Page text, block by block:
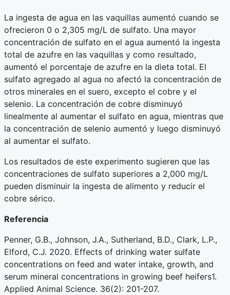
La ingesta de agua en las vaquillas aumentó cuando se
ofrecieron 0 o 2,305 mg/L de sulfato. Una mayor
concentración de sulfato en el agua aumentó la ingesta
total de azufre en las vaquillas y como resultado,
aumentó el porcentaje de azufre en la dieta total. El
sulfato agregado al agua no afectó la concentración de
otros minerales en el suero, excepto el cobre y el
selenio. La concentración de cobre disminuyó
linealmente al aumentar el sulfato en agua, mientras que
la concentración de selenio aumentó y luego disminuyó
al aumentar el sulfato.
Los resultados de este experimento sugieren que las
concentraciones de sulfato superiores a 2,000 mg/L
pueden disminuir la ingesta de alimento y reducir el
cobre sérico.
Referencia
Penner, G.B., Johnson, J.A., Sutherland, B.D., Clark, L.P.,
Elford, C.J. 2020. Effects of drinking water sulfate
concentrations on feed and water intake, growth, and
serum mineral concentrations in growing beef heifers1.
Applied Animal Science. 36(2): 201-207.